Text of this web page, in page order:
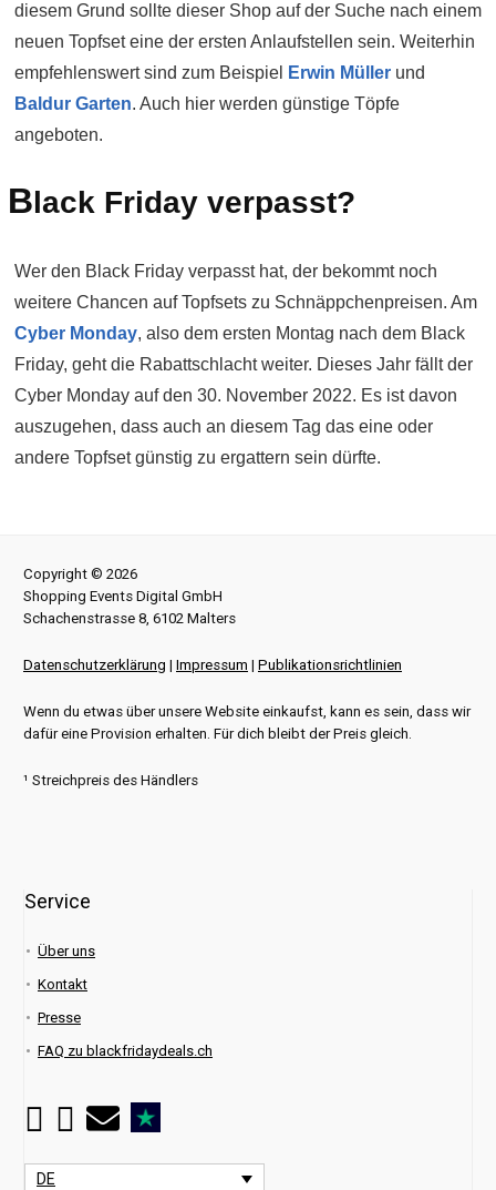
diesem Grund sollte dieser Shop auf der Suche nach einem
neuen Topfset eine der ersten Anlaufstellen sein. Weiterhin
empfehlenswert sind zum Beispiel
Erwin Müller und
Baldur Garten. Auch hier werden günstige Töpfe
angeboten.
Black Friday verpasst?
Wer den Black Friday verpasst hat, der bekommt noch
weitere Chancen auf Topfsets zu Schnäppchenpreisen. Am
Cyber Monday, also dem ersten Montag nach dem Black
Friday, geht die Rabattschlacht weiter. Dieses Jahr fällt der
Cyber Monday auf den 30. November 2022. Es ist davon
auszugehen, dass auch an diesem Tag das eine oder
andere Topfset günstig zu ergattern sein dürfte.
Copyright © 2026
Shopping Events Digital GmbH
Schachenstrasse 8, 6102 Malters
Datenschutzerklärung | Impressum | Publikationsrichtlinien
Wenn du etwas über unsere Website einkaufst, kann es sein, dass wir
dafür eine Provision erhalten. Für dich bleibt der Preis gleich.
¹ Streichpreis des Händlers
Service
Über uns
Kontakt
Presse
FAQ zu blackfridaydeals.ch
DE